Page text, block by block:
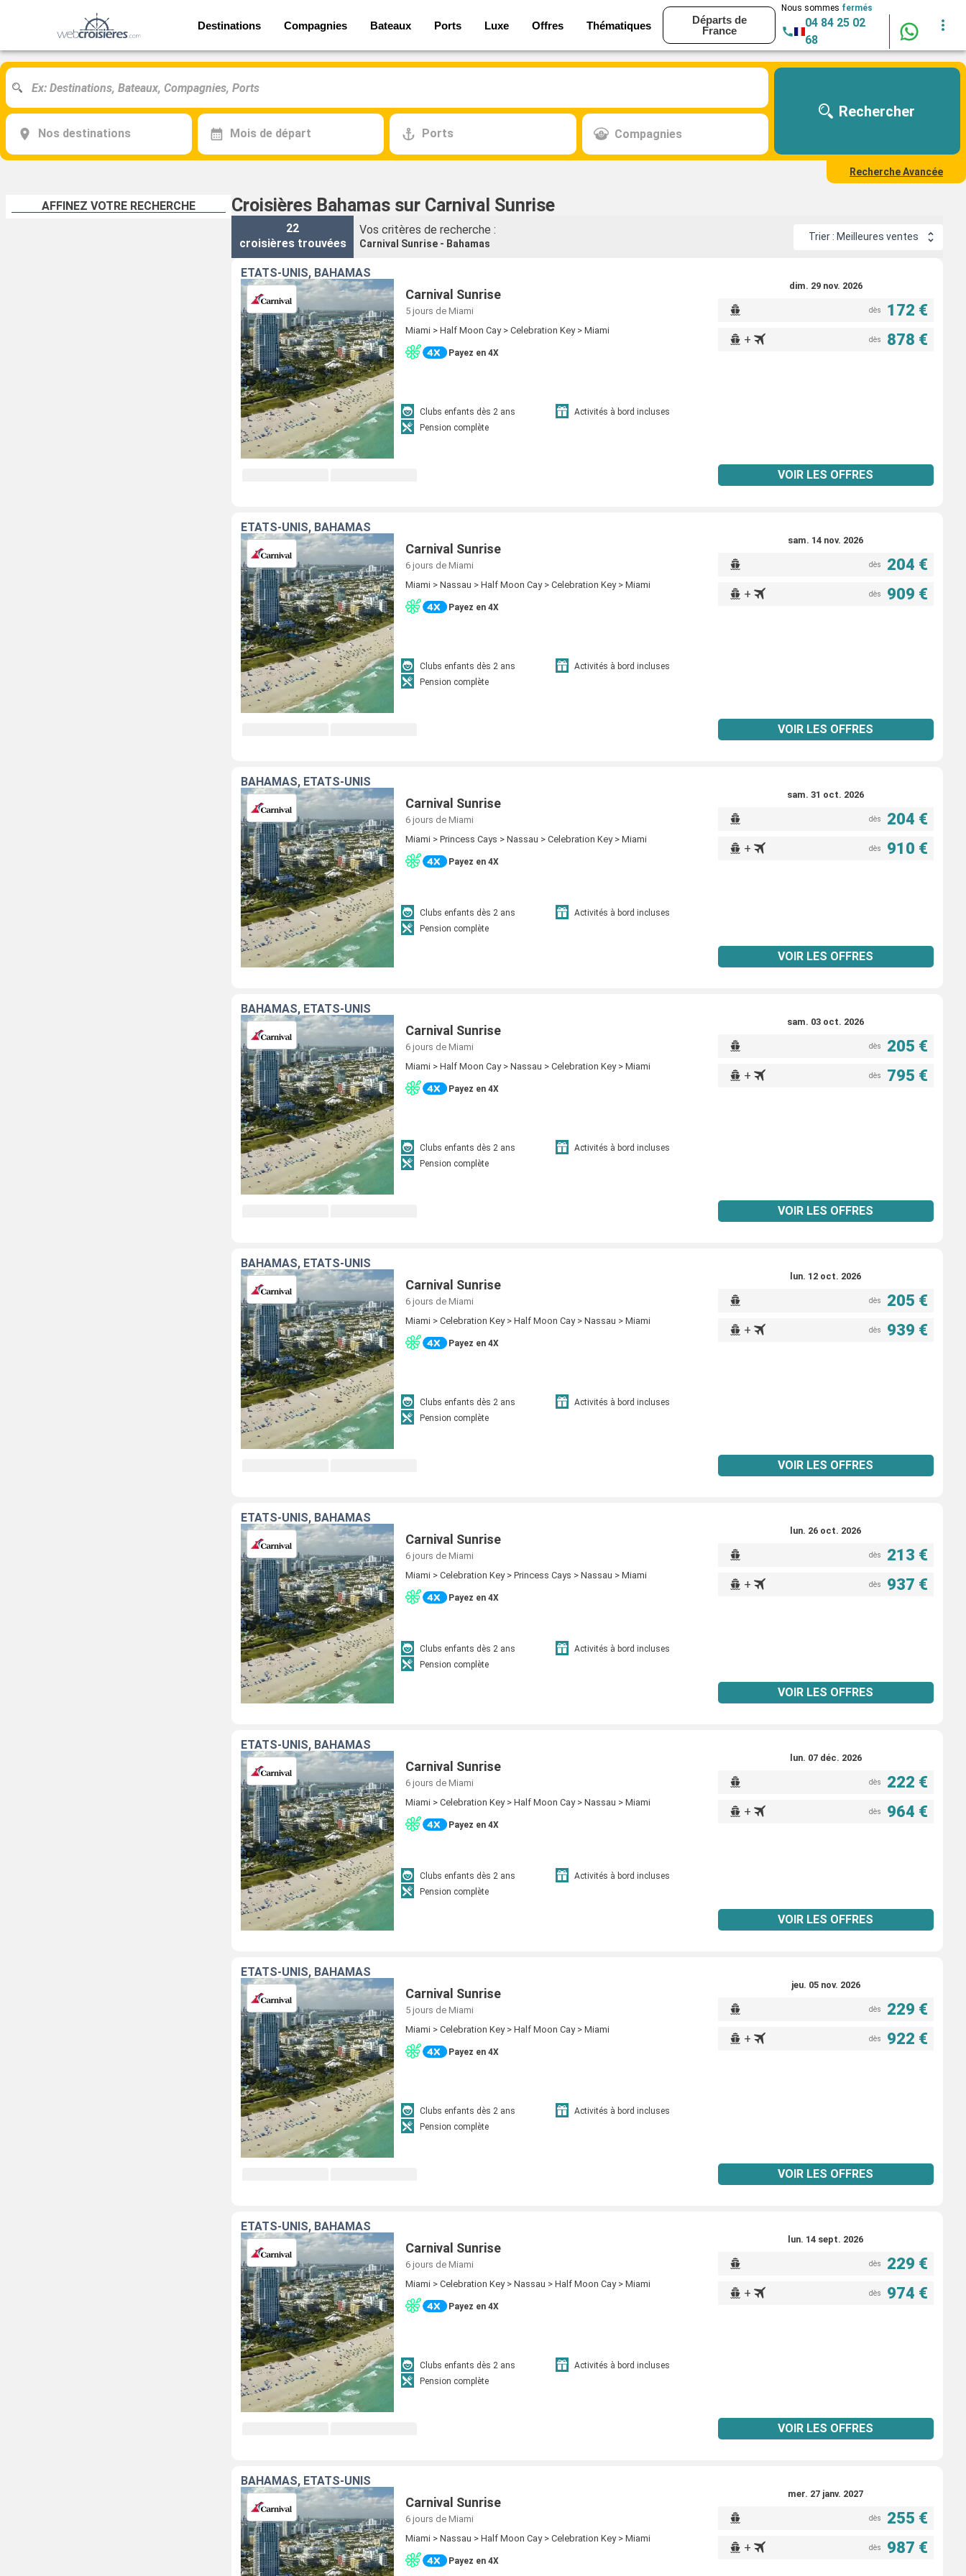
Destinations Compagnies Bateaux Ports Luxe Offres Thématiques
Départs de
France
Nous sommes fermés
04 84 25 02
68
Nos destinations Mois de départ Ports Compagnies
Rechercher
Recherche Avancée
AFFINEZ VOTRE RECHERCHE Croisières Bahamas sur Carnival Sunrise
22
croisières trouvées
Vos critères de recherche :
Carnival Sunrise - Bahamas
Trier : Meilleures ventes
ÉTATS-UNIS, BAHAMAS
Carnival Sunrise
5 jours de Miami
Miami > Half Moon Cay > Celebration Key > Miami
Payez en 4X
Clubs enfants dès 2 ans
Activités à bord incluses
Pension complète
dim. 29 nov. 2026
dès 172 €
+ dès 878 €
VOIR LES OFFRES
ÉTATS-UNIS, BAHAMAS
Carnival Sunrise
6 jours de Miami
Miami > Nassau > Half Moon Cay > Celebration Key > Miami
Payez en 4X
Clubs enfants dès 2 ans
Activités à bord incluses
Pension complète
sam. 14 nov. 2026
dès 204 €
+ dès 909 €
VOIR LES OFFRES
BAHAMAS, ÉTATS-UNIS
Carnival Sunrise
6 jours de Miami
Miami > Princess Cays > Nassau > Celebration Key > Miami
Payez en 4X
Clubs enfants dès 2 ans
Activités à bord incluses
Pension complète
sam. 31 oct. 2026
dès 204 €
+ dès 910 €
VOIR LES OFFRES
BAHAMAS, ÉTATS-UNIS
Carnival Sunrise
6 jours de Miami
Miami > Half Moon Cay > Nassau > Celebration Key > Miami
Payez en 4X
Clubs enfants dès 2 ans
Activités à bord incluses
Pension complète
sam. 03 oct. 2026
dès 205 €
+ dès 795 €
VOIR LES OFFRES
BAHAMAS, ÉTATS-UNIS
Carnival Sunrise
6 jours de Miami
Miami > Celebration Key > Half Moon Cay > Nassau > Miami
Payez en 4X
Clubs enfants dès 2 ans
Activités à bord incluses
Pension complète
lun. 12 oct. 2026
dès 205 €
+ dès 939 €
VOIR LES OFFRES
ÉTATS-UNIS, BAHAMAS
Carnival Sunrise
6 jours de Miami
Miami > Celebration Key > Princess Cays > Nassau > Miami
Payez en 4X
Clubs enfants dès 2 ans
Activités à bord incluses
Pension complète
lun. 26 oct. 2026
dès 213 €
+ dès 937 €
VOIR LES OFFRES
ÉTATS-UNIS, BAHAMAS
Carnival Sunrise
6 jours de Miami
Miami > Celebration Key > Half Moon Cay > Nassau > Miami
Payez en 4X
Clubs enfants dès 2 ans
Activités à bord incluses
Pension complète
lun. 07 déc. 2026
dès 222 €
+ dès 964 €
VOIR LES OFFRES
ÉTATS-UNIS, BAHAMAS
Carnival Sunrise
5 jours de Miami
Miami > Celebration Key > Half Moon Cay > Miami
Payez en 4X
Clubs enfants dès 2 ans
Activités à bord incluses
Pension complète
jeu. 05 nov. 2026
dès 229 €
+ dès 922 €
VOIR LES OFFRES
ÉTATS-UNIS, BAHAMAS
Carnival Sunrise
6 jours de Miami
Miami > Celebration Key > Nassau > Half Moon Cay > Miami
Payez en 4X
Clubs enfants dès 2 ans
Activités à bord incluses
Pension complète
lun. 14 sept. 2026
dès 229 €
+ dès 974 €
VOIR LES OFFRES
BAHAMAS, ÉTATS-UNIS
Carnival Sunrise
6 jours de Miami
Miami > Nassau > Half Moon Cay > Celebration Key > Miami
Payez en 4X
mer. 27 janv. 2027
dès 255 €
+ dès 987 €